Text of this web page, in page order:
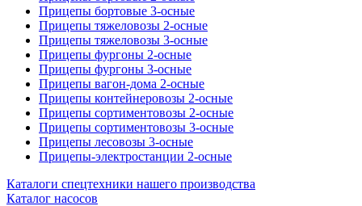
Прицепы бортовые 3-осные
Прицепы тяжеловозы 2-осные
Прицепы тяжеловозы 3-осные
Прицепы фургоны 2-осные
Прицепы фургоны 3-осные
Прицепы вагон-дома 2-осные
Прицепы контейнеровозы 2-осные
Прицепы сортиментовозы 2-осные
Прицепы сортиментовозы 3-осные
Прицепы лесовозы 3-осные
Прицепы-электростанции 2-осные
Каталоги спецтехники нашего производства
Каталог насосов